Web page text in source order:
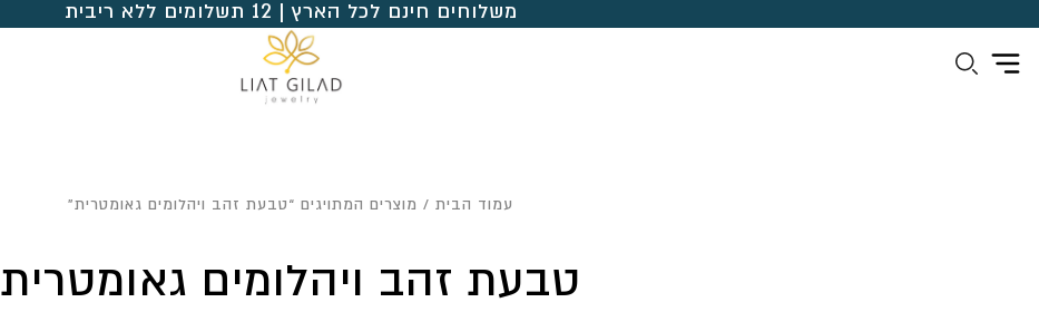
משלוחים חינם לכל הארץ | 12 תשלומים ללא ריבית
עמוד הבית / מוצרים המתויגים “טבעת זהב ויהלומים גאומטרית”
טבעת זהב ויהלומים גאומטרית